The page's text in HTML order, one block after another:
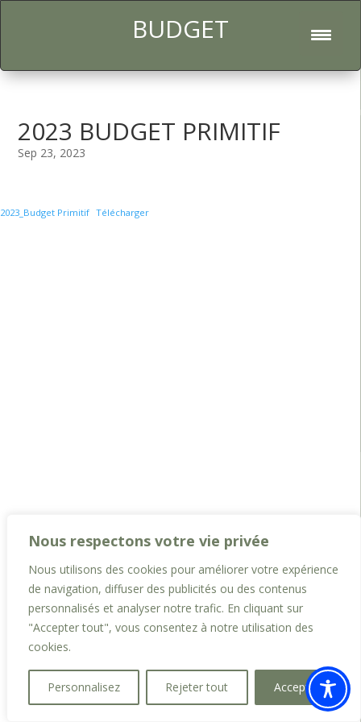
Nous respectons votre vie privée
Nous utilisons des cookies pour améliorer votre expérience
de navigation, diffuser des publicités ou des contenus
personnalisés et analyser notre trafic. En cliquant sur
"Accepter tout", vous consentez à notre utilisation des
cookies.
Personnalisez Rejeter tout Accepter
BUDGET
2023 BUDGET PRIMITIF
Sep 23, 2023
2023_Budget Primitif Télécharger